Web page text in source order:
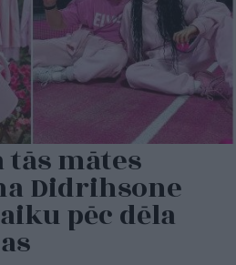
tās mātes
Didrihsone
pēc dēla